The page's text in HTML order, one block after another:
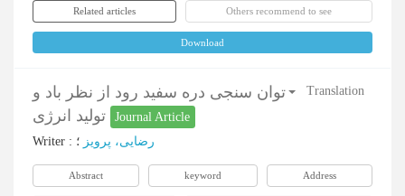
Related articles Others recommend to see
Download
توان سنجی دره سفید رود از نظر باد و
Journal Article
Translation
Writer : رضایی، پرویز ؛
Abstract keyword Address